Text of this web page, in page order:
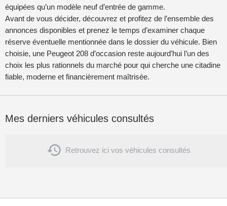
équipées qu’un modèle neuf d’entrée de gamme.
Avant de vous décider, découvrez et profitez de l’ensemble des
annonces disponibles et prenez le temps d’examiner chaque
réserve éventuelle mentionnée dans le dossier du véhicule. Bien
choisie, une Peugeot 208 d’occasion reste aujourd’hui l’un des
choix les plus rationnels du marché pour qui cherche une citadine
fiable, moderne et financièrement maîtrisée.
Mes derniers véhicules consultés
 Retrouvez ici vos véhicules consultés